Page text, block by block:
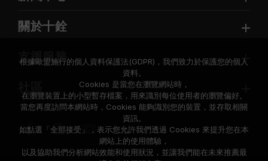
關於十銓
支援服務
根據歐盟施行的個人資料保護法(GDPR)，我們致力於保護您的個人
資料。
Cookies 是當您在瀏覽網站時，
在瀏覽裝置上的小型暫存檔案，用來識別每位使用者的瀏覽偏好。
當您再度訪問本網站時，Cookies 能夠識別您的裝置，並存取相關
資訊。
如點選「全部接受」，表示您允許我們透過 Cookies 來提升您在本
網站上的使用體驗，
以及協助我們分析網站效能和使用狀況，並讓我們能在未來推薦最